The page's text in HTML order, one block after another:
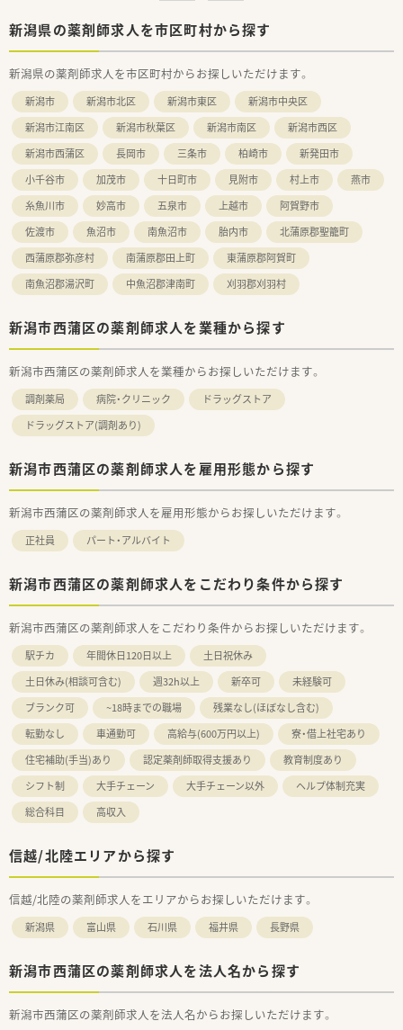
新潟県の薬剤師求人を市区町村から探す
新潟県の薬剤師求人を市区町村からお探しいただけます。
新潟市 新潟市北区 新潟市東区
新潟市中央区
新潟市江南区
新潟市秋葉区 新潟市南区
新潟市西区
新潟市西蒲区
長岡市 三条市 柏崎市
新発田市
小千谷市
加茂市 十日町市 見附市 村上市
燕市
糸魚川市
妙高市 五泉市 上越市
阿賀野市
佐渡市
魚沼市 南魚沼市 胎内市
北蒲原郡聖籠町
西蒲原郡弥彦村
南蒲原郡田上町
東蒲原郡阿賀町
南魚沼郡湯沢町
中魚沼郡津南町 刈羽郡刈羽村
新潟市西蒲区の薬剤師求人を業種から探す
新潟市西蒲区の薬剤師求人を業種からお探しいただけます。
調剤薬局 病院・クリニック
ドラッグストア
ドラッグストア(調剤あり)
新潟市西蒲区の薬剤師求人を雇用形態から探す
新潟市西蒲区の薬剤師求人を雇用形態からお探しいただけます。
正社員 パート・アルバイト
新潟市西蒲区の薬剤師求人をこだわり条件から探す
新潟市西蒲区の薬剤師求人をこだわり条件からお探しいただけます。
駅チカ 年間休日120日以上
土日祝休み
土日休み(相談可含む)
週32h以上 新卒可
未経験可
ブランク可
~18時までの職場
残業なし(ほぼなし含む)
転勤なし
車通勤可 高給与(600万円以上)
寮・借上社宅あり
住宅補助(手当)あり
認定薬剤師取得支援あり
教育制度あり
シフト制
大手チェーン 大手チェーン以外
ヘルプ体制充実
総合科目
高収入
信越/北陸エリアから探す
信越/北陸の薬剤師求人をエリアからお探しいただけます。
新潟県 富山県 石川県 福井県 長野県
新潟市西蒲区の薬剤師求人を法人名から探す
新潟市西蒲区の薬剤師求人を法人名からお探しいただけます。